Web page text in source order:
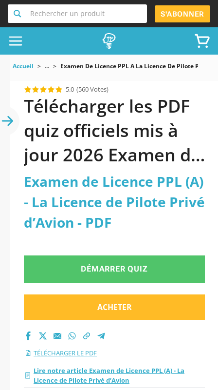
Rechercher un produit S'ABONNER
Accueil ... Examen De Licence PPL A La Licence De Pilote Privé
5.0 (560 Votes)
Télécharger les PDF
quiz officiels mis à
jour 2026 Examen de
Licence PPL (A) - La
Licence de Pilote
Privé d’Avion.
Examen de Licence PPL (A)
- La Licence de Pilote Privé
d’Avion - PDF
DÉMARRER QUIZ
ACHETER
TÉLÉCHARGER LE PDF
Lire notre article Examen de Licence PPL (A) - La
Licence de Pilote Privé d’Avion